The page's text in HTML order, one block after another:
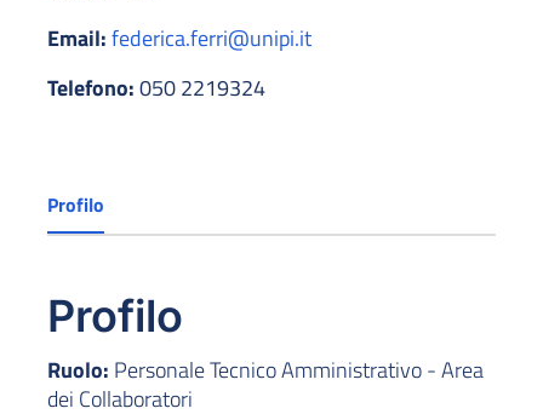
Email:federica.ferri@unipi.it
Telefono:050 2219324
Profilo
Profilo
Ruolo: Personale Tecnico Amministrativo - Area
dei Collaboratori